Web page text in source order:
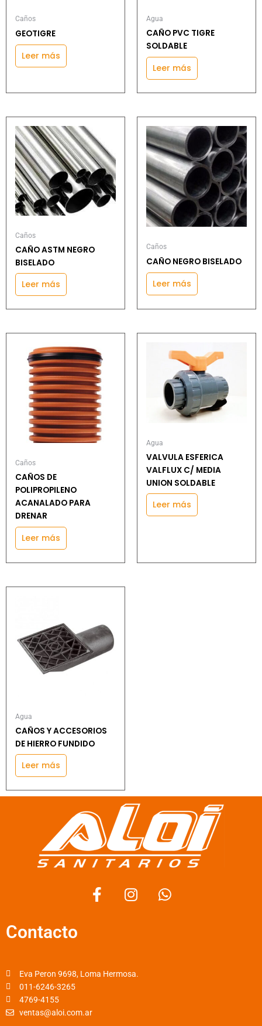
Caños
GEOTIGRE
Leer más
Agua
CAÑO PVC TIGRE
SOLDABLE
Leer más
Caños
CAÑO ASTM NEGRO
BISELADO
Leer más
Caños
CAÑO NEGRO BISELADO
Leer más
Caños
CAÑOS DE
POLIPROPILENO
ACANALADO PARA
DRENAR
Leer más
Agua
VALVULA ESFERICA
VALFLUX C/ MEDIA
UNION SOLDABLE
Leer más
Agua
CAÑOS Y ACCESORIOS
DE HIERRO FUNDIDO
Leer más
F
a
o
I
n
r
W
h
Contacto
Eva Peron 9698, Loma Hermosa.
011-6246-3265
4769-4155
ventas@aloi.com.ar